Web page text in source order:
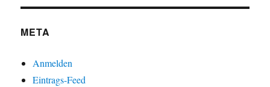
META
Anmelden
Eintrags-Feed